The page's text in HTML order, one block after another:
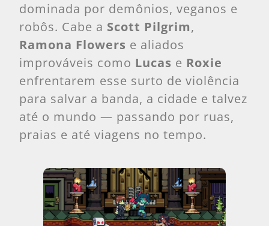
dominada por demônios, veganos e
robôs. Cabe a Scott Pilgrim,
Ramona Flowers e aliados
improváveis como Lucas e Roxie
enfrentarem esse surto de violência
para salvar a banda, a cidade e talvez
até o mundo — passando por ruas,
praias e até viagens no tempo.